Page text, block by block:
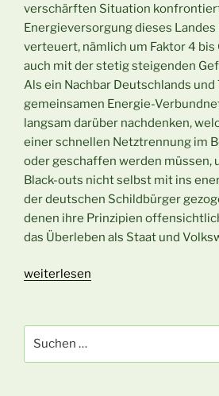
verschärften Situation
Energieversorgung dieses
verteuert, nämlich um Faktor 4 bis
auch mit der stetig steigenden
Als ein Nachbar Deutschlands
gemeinsamen Energie-
langsam darüber nachdenken,
einer schnellen Netztrennung im
oder geschaffen werden müssen,
Black-outs nicht selbst mit ins
der deutschen Schildbürger
denen ihre Prinzipien
das Überleben als Staat und
„Energiepolitischer
2“
weiterlesen
nach: